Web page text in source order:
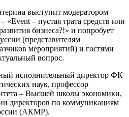
выступит модератором
«Event – пустая трата средств или
бизнеса?!» и попробует
(представителям
мероприятий) и гостями
вопрос.
исполнительный директор ФК
наук, профессор
– Высшей школы экономики,
директоров по коммуникациям
(АКМР).